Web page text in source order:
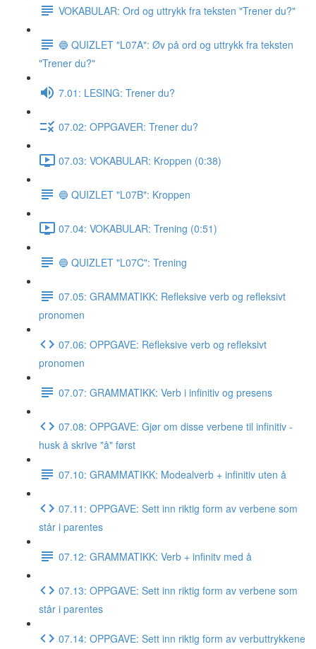
VOKABULAR: Ord og uttrykk fra teksten "Trener du?"
🔵 QUIZLET "L07A": Øv på ord og uttrykk fra teksten
"Trener du?"
7.01: LESING: Trener du?
07.02: OPPGAVER: Trener du?
07.03: VOKABULAR: Kroppen (0:38)
🔵 QUIZLET "L07B": Kroppen
07.04: VOKABULAR: Trening (0:51)
🔵 QUIZLET "L07C": Trening
07.05: GRAMMATIKK: Refleksive verb og refleksivt
pronomen
07.06: OPPGAVE: Refleksive verb og refleksivt
pronomen
07.07: GRAMMATIKK: Verb i infinitiv og presens
07.08: OPPGAVE: Gjør om disse verbene til infinitiv -
husk å skrive "å" først
07.10: GRAMMATIKK: Modealverb + infinitiv uten å
07.11: OPPGAVE: Sett inn riktig form av verbene som
står i parentes
07.12: GRAMMATIKK: Verb + infinitv med å
07.13: OPPGAVE: Sett inn riktig form av verbene som
står i parentes
07.14: OPPGAVE: Sett inn riktig form av verbuttrykkene